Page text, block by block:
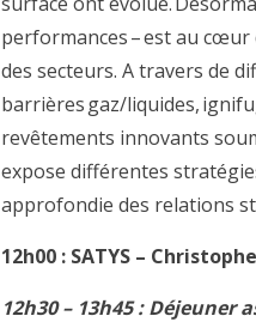
performances – est au
des secteurs. A travers de
barrièresgaz/liquides,
revêtements innovants
expose différentes
approfondie des relations
12h00 : SATYS –
12h30 – 13h45 : Déjeuner